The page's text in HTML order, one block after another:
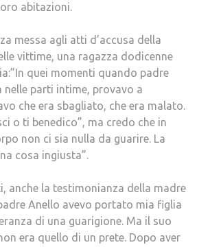
abitazioni.
messa agli atti d’accusa della
vittime, una ragazza dodicenne
quei momenti quando padre
nelle parti intime, provavo a
che era sbagliato, che era malato.
o ti benedico”, ma credo che in
non ci sia nulla da guarire. La
cosa ingiusta”.
anche la testimonianza della madre
Anello avevo portato mia figlia
di una guarigione. Ma il suo
era quello di un prete. Dopo aver